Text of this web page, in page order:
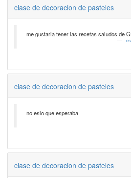
clase de decoracion de pasteles
me gustaria tener las recetas saludos de
clase de decoracion de pasteles
no eslo que esperaba
clase de decoracion de pasteles